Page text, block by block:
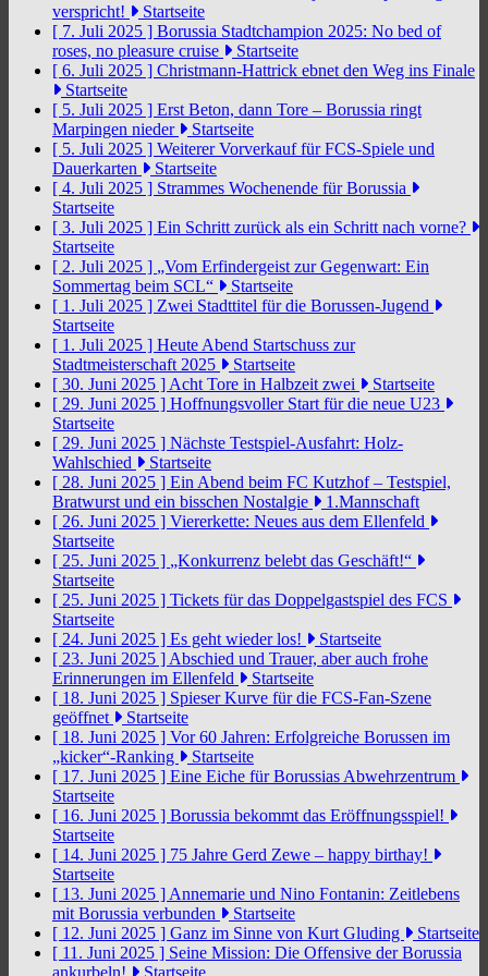
verspricht!
Startseite
[ 7. Juli 2025 ] Borussia Stadtchampion 2025: No bed of
roses, no pleasure cruise
Startseite
[ 6. Juli 2025 ] Christmann-Hattrick ebnet den Weg ins Finale
Startseite
[ 5. Juli 2025 ] Erst Beton, dann Tore – Borussia ringt
Marpingen nieder
Startseite
[ 5. Juli 2025 ] Weiterer Vorverkauf für FCS-Spiele und
Dauerkarten
Startseite
[ 4. Juli 2025 ] Strammes Wochenende für Borussia
Startseite
[ 3. Juli 2025 ] Ein Schritt zurück als ein Schritt nach vorne?
Startseite
[ 2. Juli 2025 ] „Vom Erfindergeist zur Gegenwart: Ein
Sommertag beim SCL“
Startseite
[ 1. Juli 2025 ] Zwei Stadttitel für die Borussen-Jugend
Startseite
[ 1. Juli 2025 ] Heute Abend Startschuss zur
Stadtmeisterschaft 2025
Startseite
[ 30. Juni 2025 ] Acht Tore in Halbzeit zwei
Startseite
[ 29. Juni 2025 ] Hoffnungsvoller Start für die neue U23
Startseite
[ 29. Juni 2025 ] Nächste Testspiel-Ausfahrt: Holz-
Wahlschied
Startseite
[ 28. Juni 2025 ] Ein Abend beim FC Kutzhof – Testspiel,
Bratwurst und ein bisschen Nostalgie
1.Mannschaft
[ 26. Juni 2025 ] Viererkette: Neues aus dem Ellenfeld
Startseite
[ 25. Juni 2025 ] „Konkurrenz belebt das Geschäft!“
Startseite
[ 25. Juni 2025 ] Tickets für das Doppelgastspiel des FCS
Startseite
[ 24. Juni 2025 ] Es geht wieder los!
Startseite
[ 23. Juni 2025 ] Abschied und Trauer, aber auch frohe
Erinnerungen im Ellenfeld
Startseite
[ 18. Juni 2025 ] Spieser Kurve für die FCS-Fan-Szene
geöffnet
Startseite
[ 18. Juni 2025 ] Vor 60 Jahren: Erfolgreiche Borussen im
„kicker“-Ranking
Startseite
[ 17. Juni 2025 ] Eine Eiche für Borussias Abwehrzentrum
Startseite
[ 16. Juni 2025 ] Borussia bekommt das Eröffnungsspiel!
Startseite
[ 14. Juni 2025 ] 75 Jahre Gerd Zewe – happy birthay!
Startseite
[ 13. Juni 2025 ] Annemarie und Nino Fontanin: Zeitlebens
mit Borussia verbunden
Startseite
[ 12. Juni 2025 ] Ganz im Sinne von Kurt Gluding
Startseite
[ 11. Juni 2025 ] Seine Mission: Die Offensive der Borussia
ankurbeln!
Startseite